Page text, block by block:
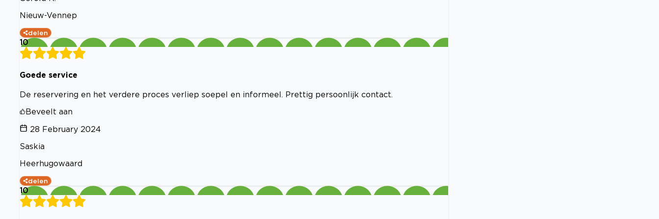
Nieuw-Vennep
delen
10
Goede service
De reservering en het verdere proces verliep soepel en informeel. Prettig persoonlijk contact.
Beveelt aan
28 February 2024
Saskia
Heerhugowaard
delen
10